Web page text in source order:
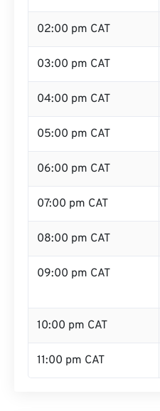
02:00 pm CAT
03:00 pm CAT
04:00 pm CAT
05:00 pm CAT
06:00 pm CAT
07:00 pm CAT
08:00 pm CAT
09:00 pm CAT
10:00 pm CAT
11:00 pm CAT